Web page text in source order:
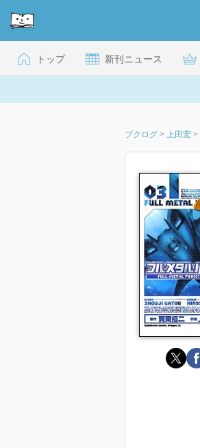
トップ 新刊ニュース
ブクログ > 上田宏 >